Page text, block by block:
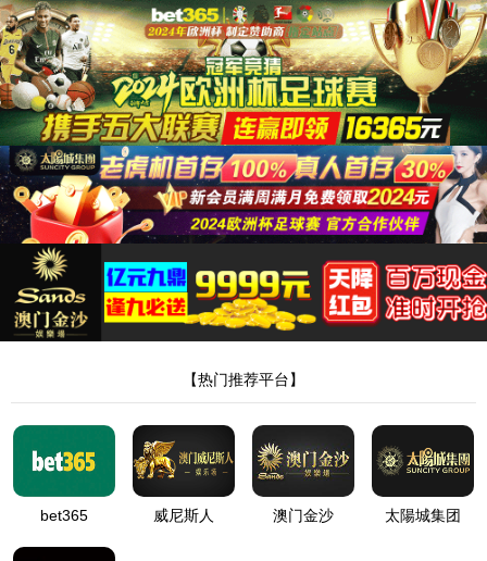
404，您请求的
文件不存在!